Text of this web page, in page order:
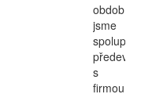
období
jsme
s
firmou